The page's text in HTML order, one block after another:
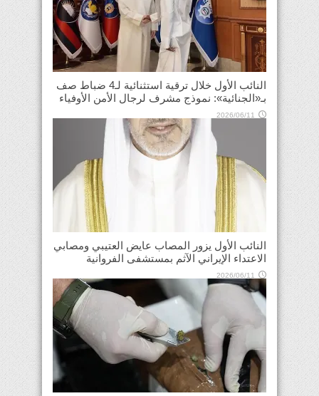
النائب الأول خلال ترقية استثنائية لـ4 ضباط صف
بـ«الجنائية»: نموذج مشرف لرجال الأمن الأوفياء
2026/06/11
النائب الأول يزور المصاب عايض العتيبي ومصابي
الاعتداء الإيراني الآثم بمستشفى الفروانية
2026/06/11